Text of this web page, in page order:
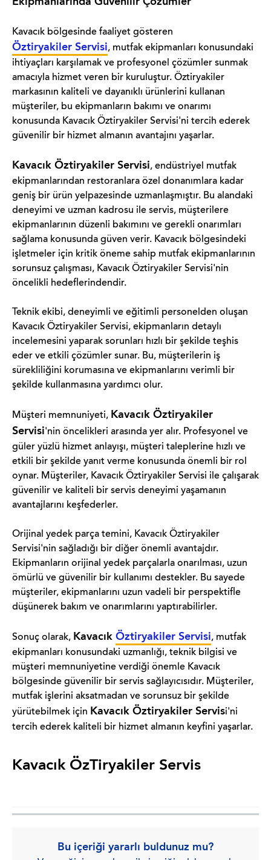
Kavacık bölgesinde faaliyet gösteren
Öztiryakiler Servisi, mutfak ekipmanları konusundaki
ihtiyaçları karşılamak ve profesyonel çözümler sunmak
amacıyla hizmet veren bir kuruluştur. Öztiryakiler
markasının kaliteli ve dayanıklı ürünlerini kullanan
müşteriler, bu ekipmanların bakımı ve onarımı
konusunda Kavacık Öztiryakiler Servisi'ni tercih ederek
güvenilir bir hizmet almanın avantajını yaşarlar.
Kavacık Öztiryakiler Servisi, endüstriyel mutfak
ekipmanlarından restoranlara özel donanımlara kadar
geniş bir ürün yelpazesinde uzmanlaşmıştır. Bu alandaki
deneyimi ve uzman kadrosu ile servis, müşterilere
ekipmanlarının düzenli bakımını ve gerekli onarımları
sağlama konusunda güven verir. Kavacık bölgesindeki
işletmeler için kritik öneme sahip mutfak ekipmanlarının
sorunsuz çalışması, Kavacık Öztiryakiler Servisi'nin
öncelikli hedeflerindendir.
Teknik ekibi, deneyimli ve eğitimli personelden oluşan
Kavacık Öztiryakiler Servisi, ekipmanların detaylı
incelemesini yaparak sorunları hızlı bir şekilde teşhis
eder ve etkili çözümler sunar. Bu, müşterilerin iş
sürekliliğini korumasına ve ekipmanlarını verimli bir
şekilde kullanmasına yardımcı olur.
Müşteri memnuniyeti, Kavacık Öztiryakiler
Servisi'nin öncelikleri arasında yer alır. Profesyonel ve
güler yüzlü hizmet anlayışı, müşteri taleplerine hızlı ve
etkili bir şekilde yanıt verme konusunda önemli bir rol
oynar. Müşteriler, Kavacık Öztiryakiler Servisi ile çalışarak
güvenilir ve kaliteli bir servis deneyimi yaşamanın
avantajlarını keşfederler.
Orijinal yedek parça temini, Kavacık Öztiryakiler
Servisi'nin sağladığı bir diğer önemli avantajdır.
Ekipmanların orijinal yedek parçalarla onarılması, uzun
ömürlü ve güvenilir bir kullanımı destekler. Bu sayede
müşteriler, ekipmanlarını uzun vadeli bir perspektifle
düşünerek bakım ve onarımlarını yaptırabilirler.
Sonuç olarak, Kavacık Öztiryakiler Servisi, mutfak
ekipmanları konusundaki uzmanlığı, teknik bilgisi ve
müşteri memnuniyetine verdiği önemle Kavacık
bölgesinde güvenilir bir servis sağlayıcısıdır. Müşteriler,
mutfak işlerini aksatmadan ve sorunsuz bir şekilde
yürütebilmek için Kavacık Öztiryakiler Servisi'ni
tercih ederek kaliteli bir hizmet almanın keyfini yaşarlar.
Kavacık ÖzTiryakiler Servis
Bu içeriği yararlı buldunuz mu?